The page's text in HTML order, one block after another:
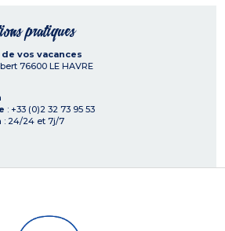
pratiques
vos vacances
76600 LE HAVRE
: +33 (0)2 32 73 95 53
: 24/24 et 7j/7